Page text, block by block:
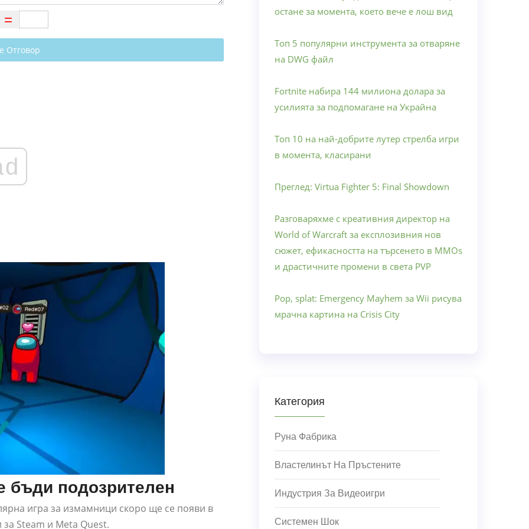
Отговор
бъди подозрителен
игра за измамници скоро ще се появи в
Steam и Meta Quest.
остане за момента, което вече е лош вид
Топ 5 популярни инструмента за отваряне
на DWG файл
Fortnite набира 144 милиона долара за
усилията за подпомагане на Украйна
Топ 10 на най-добрите лутер стрелба игри
в момента, класирани
Преглед: Virtua Fighter 5: Final Showdown
Разговаряхме с креативния директор на
World of Warcraft за експлозивния нов
сюжет, ефикасността на търсенето в MMOs
и драстичните промени в света PVP
Pop, splat: Emergency Mayhem за Wii рисува
мрачна картина на Crisis City
Категория
Руна Фабрика
Властелинът На Пръстените
Индустрия За Видеоигри
Системен Шок